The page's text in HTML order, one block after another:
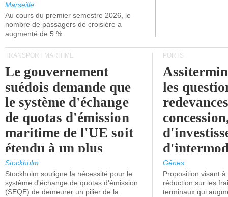
Marseille
Au cours du premier semestre 2026, le
nombre de passagers de croisière a
augmenté de 5 %.
TRANSPORT MARITIME
Le gouvernement
suédois demande que
le système d'échange
de quotas d'émission
maritime de l'UE soit
étendu à un plus
grand nombre de
navires.
Stockholm
Stockholm souligne la nécessité pour le
système d'échange de quotas d'émission
(SEQE) de demeurer un pilier de la
PORTS
les
l'attention
politiciens.
Gênes
Proposition visant
réduction sur les
terminaux qui